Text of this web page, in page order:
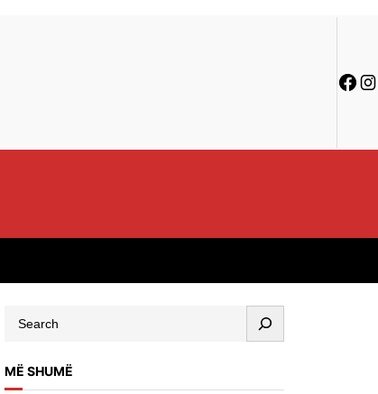
MË SHUMË